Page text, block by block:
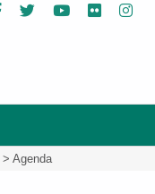
Facebook
Twitter YouTube
Flickr
> Agenda